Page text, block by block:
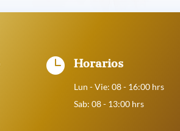
 Horarios
Lun - Vie: 08 - 16:00 hrs
Sab: 08 - 13:00 hrs